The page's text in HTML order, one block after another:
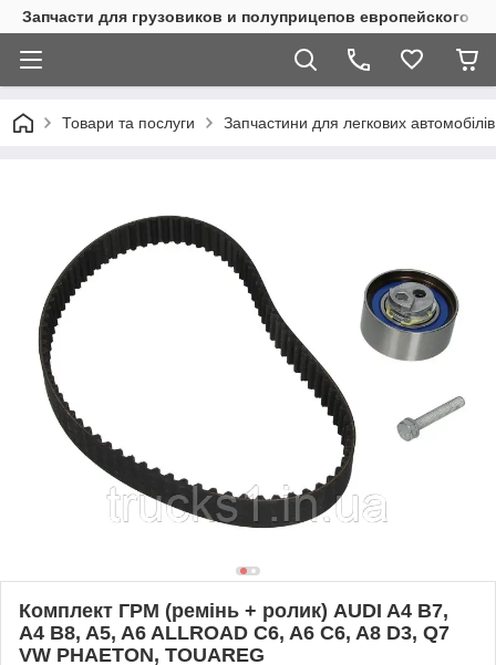
Запчасти для грузовиков и полуприцепов европейского
Товари та послуги Запчастини для легкових автомобілів
Комплект ГРМ (ремінь + ролик) AUDI A4 B7,
A4 B8, A5, A6 ALLROAD C6, A6 C6, A8 D3, Q7
VW PHAETON, TOUAREG